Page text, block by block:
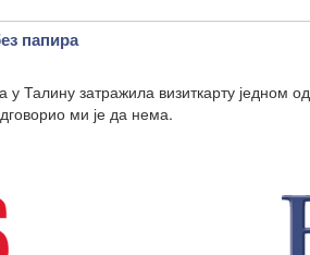
папира
Талину затражила визиткарту једном
ми је да нема.